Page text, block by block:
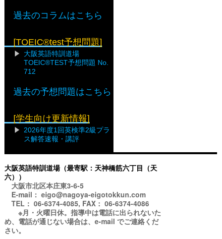
過去のコラムはこちら
[TOEIC®test予想問題]
大阪英語特訓道場
TOEIC®TEST予想問題 No.
712
過去の予想問題はこちら
[学生向け更新情報]
2026年度1回英検準2級プラ
ス解答速報・講評
大阪英語特訓道場（最寄駅：天神橋筋六丁目（天
六））
大阪市北区本庄東3-6-5
E-mail： eigo@nagoya-eigotokkun.com
TEL： 06-6374-4085, FAX： 06-6374-4086
※月・火曜日休。指導中は電話に出られないた
め、電話が通じない場合は、e-mail でご連絡くだ
さい。